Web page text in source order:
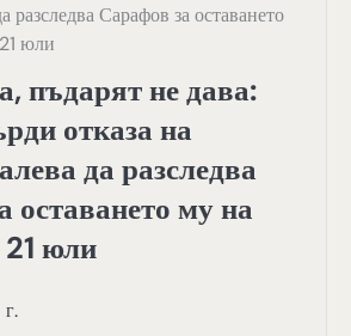
разследва Сарафов за оставането
юли
пъдарят не дава:
отказа на
да разследва
оставането му на
21 юли